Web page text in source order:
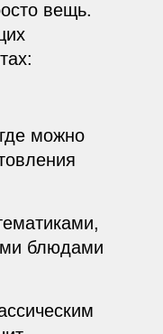
вещь.
можно
блюдами